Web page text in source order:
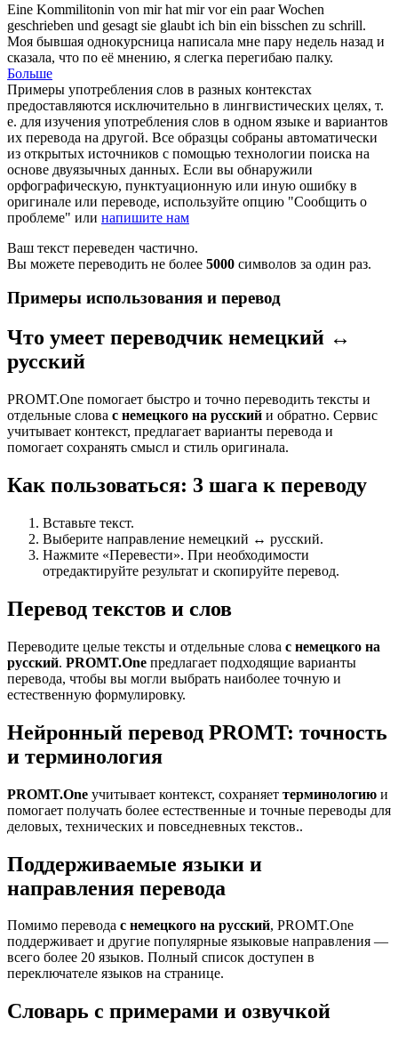
Eine Kommilitonin von mir hat mir vor ein paar Wochen
geschrieben und gesagt sie glaubt ich bin ein bisschen zu schrill.
Моя бывшая однокурсница написала мне пару недель назад и
сказала, что по её мнению, я слегка перегибаю палку.
Больше
Примеры употребления слов в разных контекстах
предоставляются исключительно в лингвистических целях, т.
е. для изучения употребления слов в одном языке и вариантов
их перевода на другой. Все образцы собраны автоматически
из открытых источников с помощью технологии поиска на
основе двуязычных данных. Если вы обнаружили
орфографическую, пунктуационную или иную ошибку в
оригинале или переводе, используйте опцию "Сообщить о
проблеме" или напишите нам
Ваш текст переведен частично.
Вы можете переводить не более 5000 символов за один раз.
Примеры использования и перевод
Что умеет переводчик немецкий ↔
русский
PROMT.One помогает быстро и точно переводить тексты и
отдельные слова с немецкого на русский и обратно. Сервис
учитывает контекст, предлагает варианты перевода и
помогает сохранять смысл и стиль оригинала.
Как пользоваться: 3 шага к переводу
Вставьте текст.
Выберите направление немецкий ↔ русский.
Нажмите «Перевести». При необходимости
отредактируйте результат и скопируйте перевод.
Перевод текстов и слов
Переводите целые тексты и отдельные слова с немецкого на
русский. PROMT.One предлагает подходящие варианты
перевода, чтобы вы могли выбрать наиболее точную и
естественную формулировку.
Нейронный перевод PROMT: точность
и терминология
PROMT.One учитывает контекст, сохраняет терминологию и
помогает получать более естественные и точные переводы для
деловых, технических и повседневных текстов..
Поддерживаемые языки и
направления перевода
Помимо перевода с немецкого на русский, PROMT.One
поддерживает и другие популярные языковые направления —
всего более 20 языков. Полный список доступен в
переключателе языков на странице.
Словарь с примерами и озвучкой